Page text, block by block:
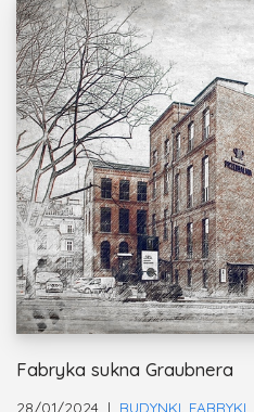
Fabryka sukna Graubnera
28/01/2024 BUDYNKI FABRYKI